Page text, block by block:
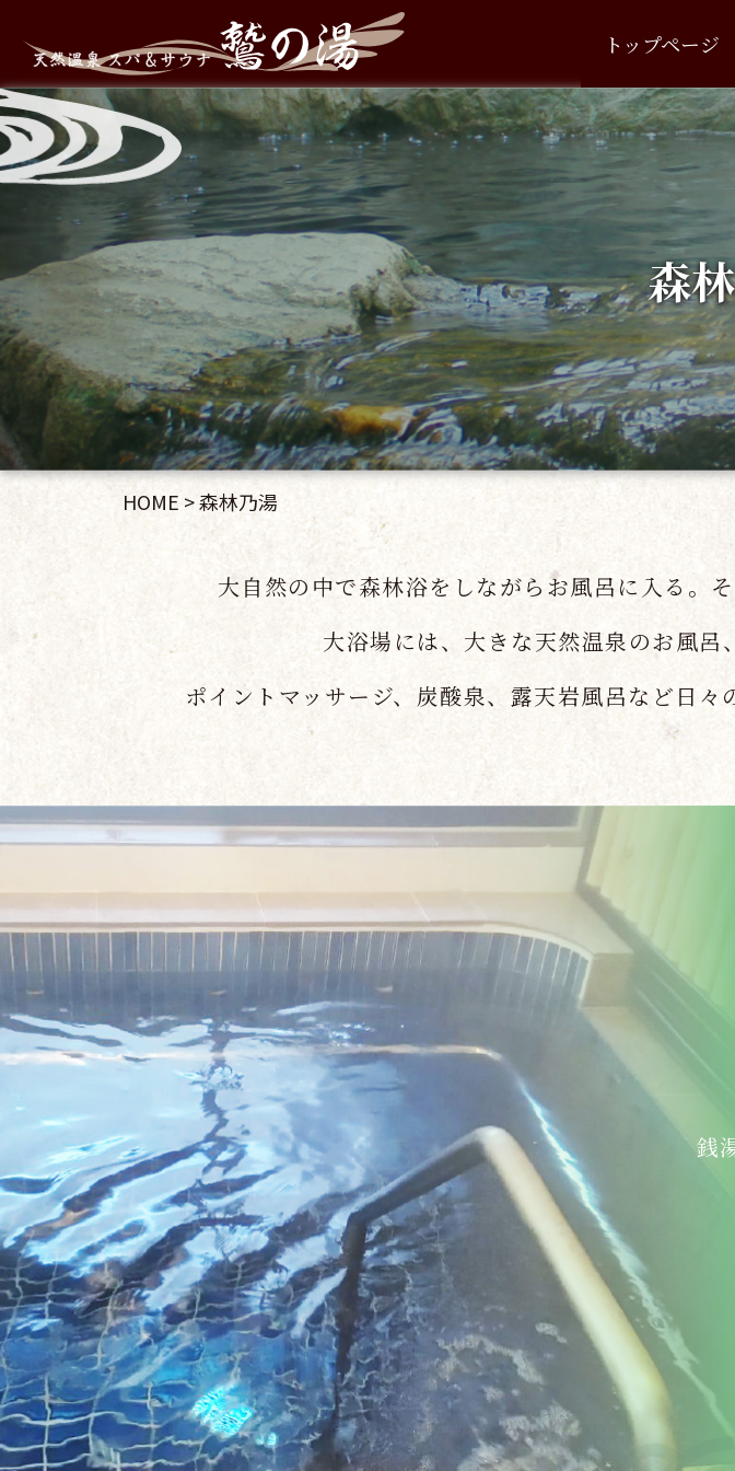
トップページ
森
HOME >森林乃湯
大自然の中で森林浴をしながらお風呂に入る。
大浴場には、大きな天然温泉のお風呂
ポイントマッサージ、炭酸泉、露天岩風呂など日々
銭